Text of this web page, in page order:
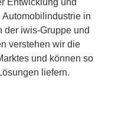
Entwicklung und
Automobilindustrie in
der iwis-Gruppe und
verstehen wir die
und können so
liefern.